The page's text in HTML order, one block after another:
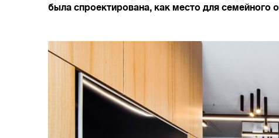
была спроектирована, как место для семейного